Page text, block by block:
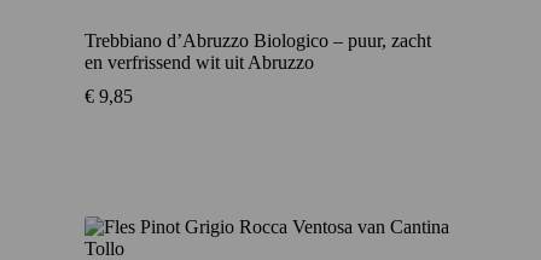
Trebbiano d’Abruzzo Biologico – puur, zacht
en verfrissend wit uit Abruzzo
€ 9,85